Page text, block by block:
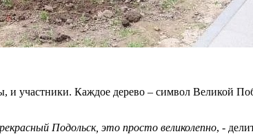
участники. Каждое дерево – символ Великой
Подольск, это просто великолепно, -